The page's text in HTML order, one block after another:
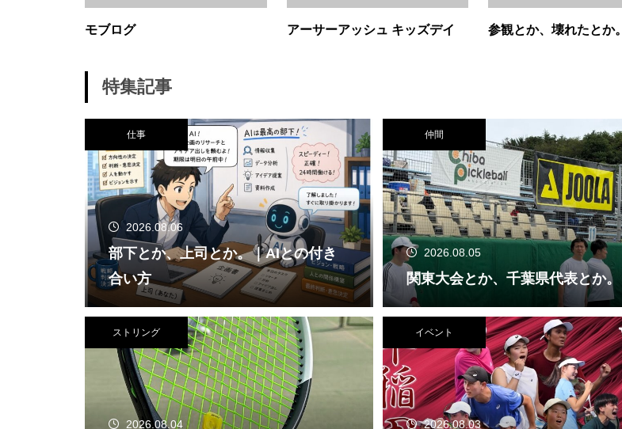
モブログ アーサーアッシュ キッズデイ 参観とか、壊れたとか。
特集記事
仕事
2026.08.06
部下とか、上司とか。｜AIとの付き
合い方
仲間
2026.08.05
関東大会とか、千葉県代表とか。
ストリング
2026.08.04
イベント
2026.08.03